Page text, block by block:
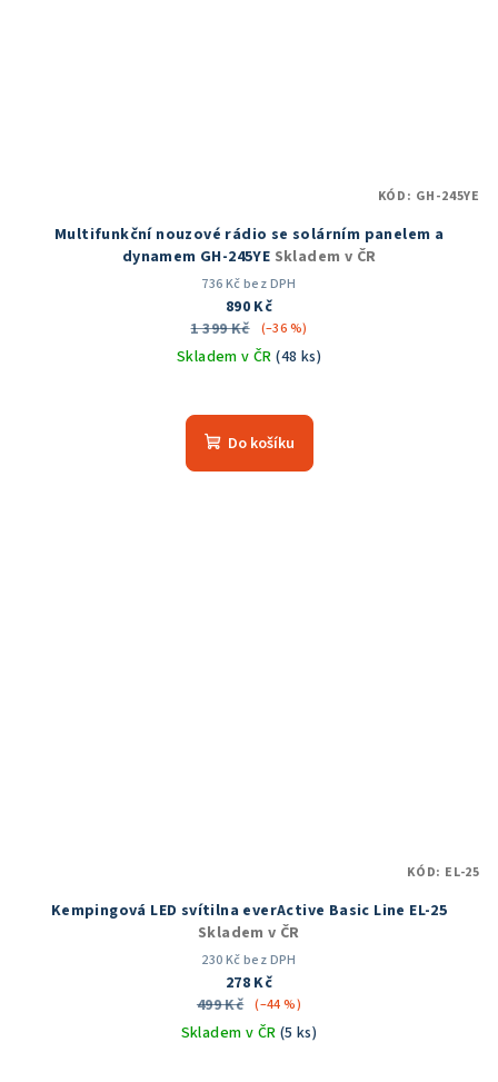
Multifunkční nouzové rádio se solárním panelem a
dynamem GH-245YE Skladem v ČR
736 Kč bez DPH
890 Kč
1 399 Kč
(–36 %)
Skladem v ČR(48 ks)
hodnocení
produktu
Do košíku
KÓD: GH-245YE
Kempingová LED svítilna everActive Basic Line EL-25
Skladem v ČR
230 Kč bez DPH
278 Kč
499 Kč (–44 %)
Skladem v ČR (5 ks)
KÓD: EL-25